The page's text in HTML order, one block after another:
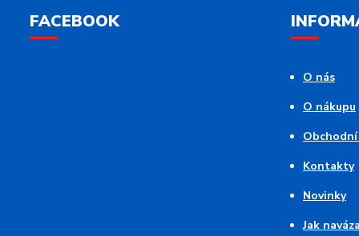
FACEBOOK
O nás
O nákupu
Kontakty
Novinky
Jak